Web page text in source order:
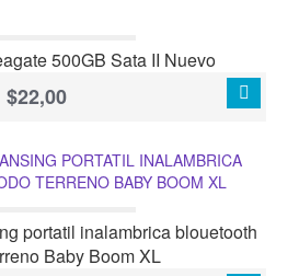
500GB Sata II Nuevo
$22,00
PORTATIL INALAMBRICA
TERRENO BABY BOOM XL
portatil inalambrica blouetooth
Baby Boom XL